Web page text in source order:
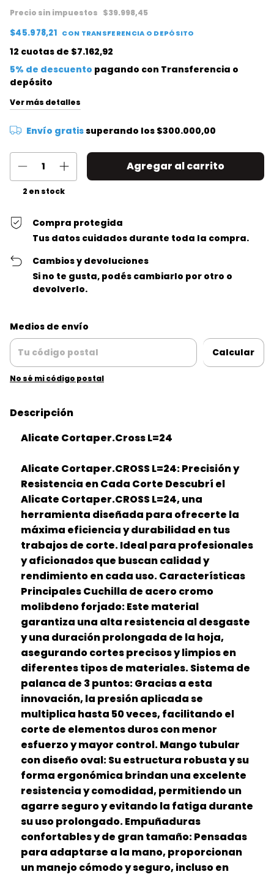
Precio sin impuestos $39.998,45
$45.978,21 CON TRANSFERENCIA O DEPÓSITO
12 cuotas de $7.162,92
5% de descuento pagando con Transferencia o
depósito
Ver más detalles
Envío gratissuperando los $300.000,00
2 en stock
Compra protegida
Tus datos cuidados durante toda la compra.
Cambios y devoluciones
Si no te gusta, podés cambiarlo por otro o
devolverlo.
Entregas para el CP:
Medios de envío
Calcular
No sé mi código postal
Descripción
Alicate Cortaper.Cross L=24
Alicate Cortaper.CROSS L=24: Precisión y
Resistencia en Cada Corte Descubrí el
Alicate Cortaper.CROSS L=24, una
herramienta diseñada para ofrecerte la
máxima eficiencia y durabilidad en tus
trabajos de corte. Ideal para profesionales
y aficionados que buscan calidad y
rendimiento en cada uso. Características
Principales Cuchilla de acero cromo
molibdeno forjado: Este material
garantiza una alta resistencia al desgaste
y una duración prolongada de la hoja,
asegurando cortes precisos y limpios en
diferentes tipos de materiales. Sistema de
palanca de 3 puntos: Gracias a esta
innovación, la presión aplicada se
multiplica hasta 50 veces, facilitando el
corte de elementos duros con menor
esfuerzo y mayor control. Mango tubular
con diseño oval: Su estructura robusta y su
forma ergonómica brindan una excelente
resistencia y comodidad, permitiendo un
agarre seguro y evitando la fatiga durante
su uso prolongado. Empuñaduras
confortables y de gran tamaño: Pensadas
para adaptarse a la mano, proporcionan
un manejo cómodo y seguro, incluso en